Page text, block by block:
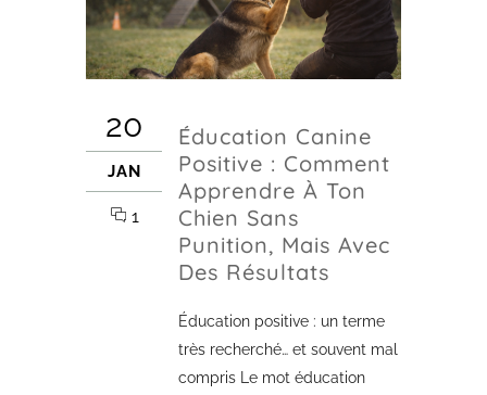
20
JAN
1
Éducation Canine
Positive : Comment
Apprendre À Ton
Chien Sans
Punition, Mais Avec
Des Résultats
Éducation positive : un terme
très recherché… et souvent mal
compris Le mot éducation